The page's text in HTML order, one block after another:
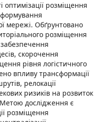
оптимізації розміщення
формування
мережі. Обґрунтовано
розміщення
скорочення
рівня логістичного
впливу трансформації
релокації
ризиків на розвиток
Метою дослідження є
розміщення